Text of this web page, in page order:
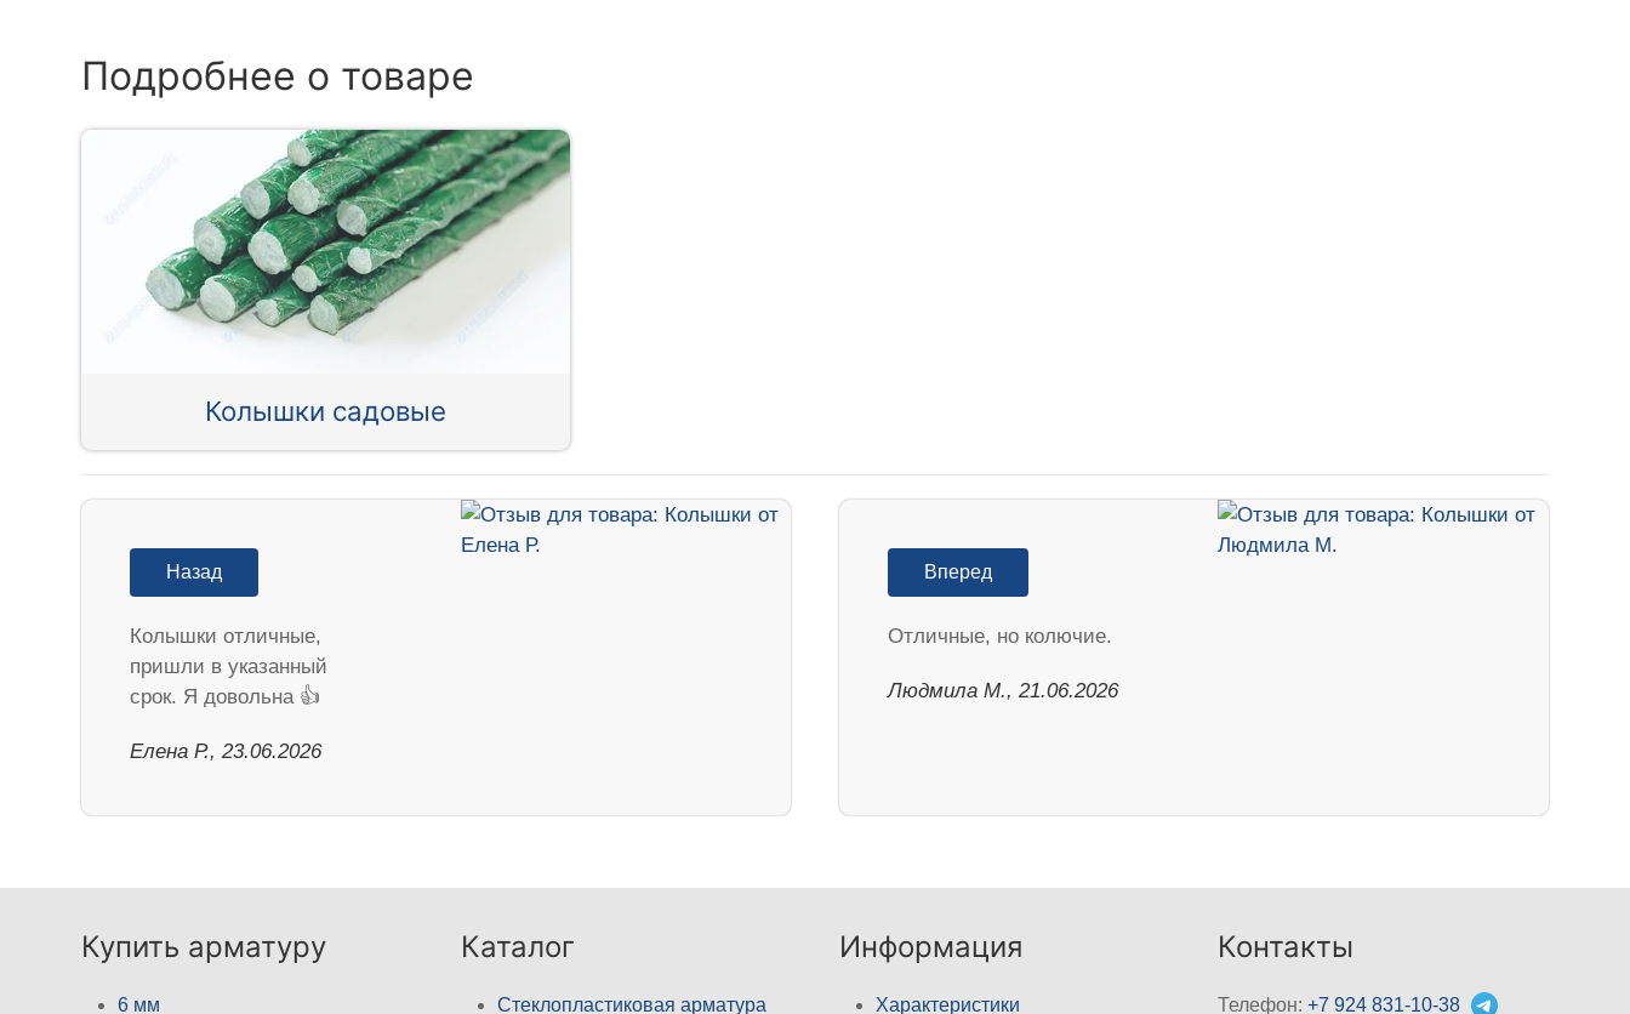
Подробнее о товаре
Колышки садовые
Назад
Колышки отличные,
пришли в указанный
срок. Я довольна 👍
Елена Р., 23.06.2026
Вперед
Отличные, но колючие.
Людмила М., 21.06.2026
Купить арматуру
6 мм
Каталог
Стеклопластиковая арматура
Информация
Характеристики
Контакты
Телефон:+7 924 831-10-38